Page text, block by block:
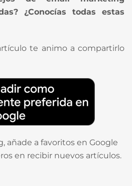
¿Conocías todas estas
te animo a compartirlo
añade a favoritos en Google
en recibir nuevos artículos.